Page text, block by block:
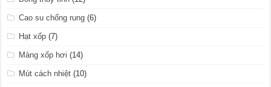
Cao su chống rung (6)
Hạt xốp (7)
Màng xốp hơi (14)
Mút cách nhiệt (10)